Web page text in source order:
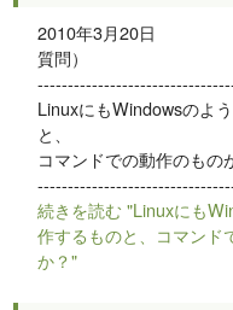
2010年3月20日
質問）
LinuxにもWindowsのよ
と、
コマンドでの動作のもの
続きを読む "Linuxにも
作するものと、コマンド
か？"